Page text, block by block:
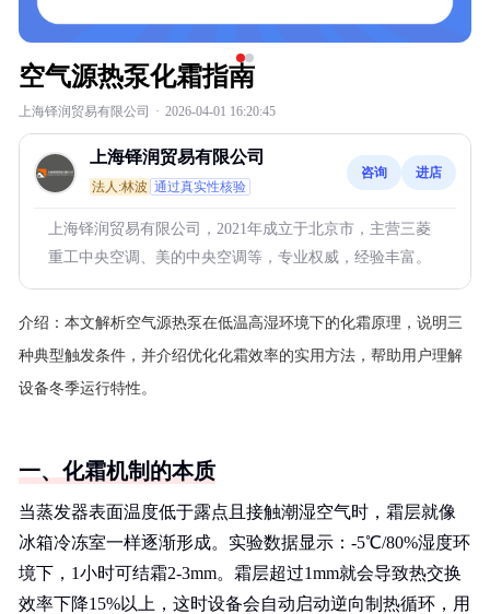
空气源热泵化霜指南
上海铎润贸易有限公司 · 2026-04-01 16:20:45
上海铎润贸易有限公司
法人:林波 通过真实性核验
咨询 进店
上海铎润贸易有限公司，2021年成立于北京市，主营三菱
重工中央空调、美的中央空调等，专业权威，经验丰富。
介绍： 本文解析空气源热泵在低温高湿环境下的化霜原理，说明三
种典型触发条件，并介绍优化化霜效率的实用方法，帮助用户理解
设备冬季运行特性。
一、化霜机制的本质
当蒸发器表面温度低于露点且接触潮湿空气时，霜层就像
冰箱冷冻室一样逐渐形成。实验数据显示：-5℃/80%湿度环
境下，1小时可结霜2-3mm。霜层超过1mm就会导致热交换
效率下降15%以上，这时设备会自动启动逆向制热循环，用